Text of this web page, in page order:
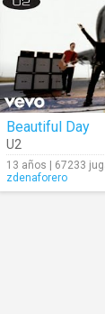
Beautiful Day
U2
13 años | 67233
zdenaforero